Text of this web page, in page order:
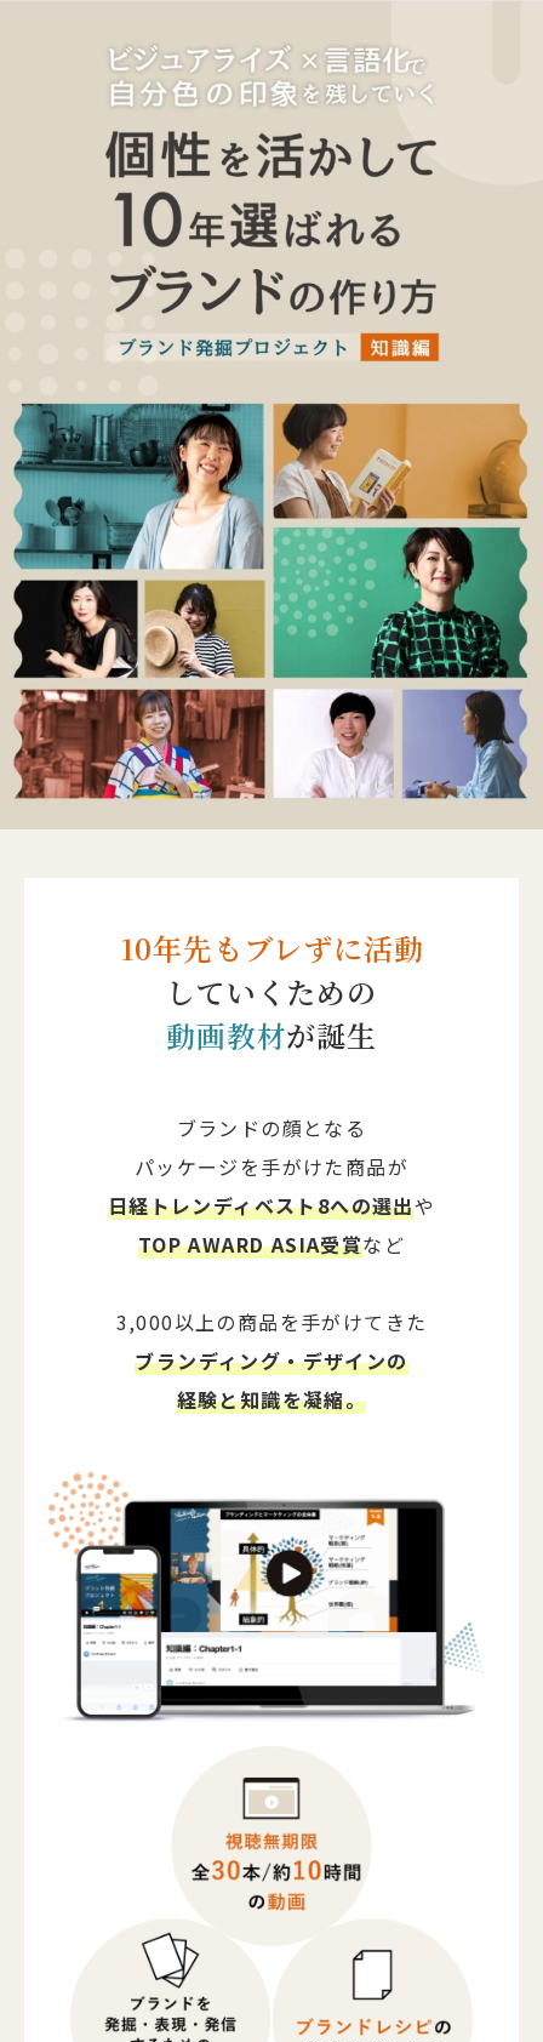
10年先もブレずに活動
していくための
動画教材が誕生
ブランドの顔となる
パッケージを手がけた商品が
日経トレンディベスト8への選出や
TOP AWARD ASIA受賞など
3,000以上の商品を手がけてきた
ブランディング・デザインの
経験と知識を凝縮。